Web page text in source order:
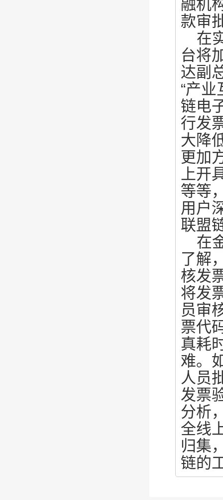
融机
款审
在
台将
达副
“产
链电
行发
大降
更加
上开
等等
用户
联盟
在
了解
核发
将发
员审
票代
真耗
难。
人员
发票
分析
全线
归集
链的